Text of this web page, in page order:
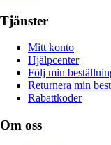
Tjänster
Mitt konto
Hjälpcenter
Följ min
Returnera min
Rabattkoder
Om oss